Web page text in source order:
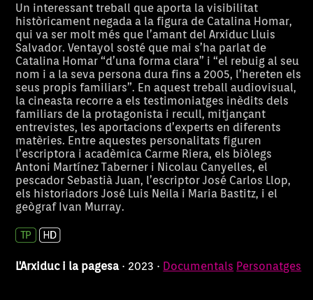
Un interessant treball que aporta la visibilitat
històricament negada a la figura de Catalina Homar,
qui va ser molt més que l’amant del Arxiduc Lluis
Salvador. Ventayol sosté que mai s’ha parlat de
Catalina Homar “d’una forma clara” i “el rebuig al seu
nom i a la seva persona dura fins a 2005, l’hereten els
seus propis familiars”. En aquest treball audiovisual,
la cineasta recorre a els testimoniatges inèdits dels
familiars de la protagonista i recull, mitjançant
entrevistes, les aportacions d’experts en diferents
matèries. Entre aquestes personalitats figuren
l’escriptora i acadèmica Carme Riera, els biòlegs
Antoni Martínez Taberner i Nicolau Canyelles, el
pescador Sebastià Juan, l’escriptor José Carlos Llop,
els historiadors José Luis Neila i Maria Bastitz, i el
geògraf Ivan Murray.
L'Arxiduc i la pagesa · 2023 · Documentals Personatges
Terra de passions
Maria de la Pau Janer passeja
per les grans històries d’amor
que han tingut lloc a les
nostres illes.